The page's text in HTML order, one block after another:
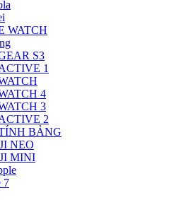
WATCH
S3
1
4
3
2
BẢNG
NEO
MINI
7